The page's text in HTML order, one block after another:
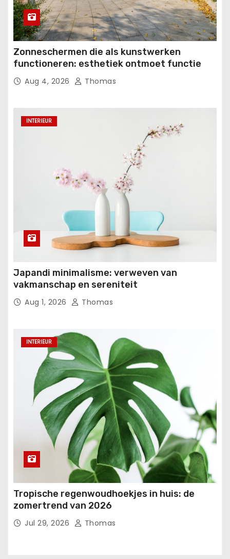
Zonneschermen die als kunstwerken
functioneren: esthetiek ontmoet functie
Aug 4, 2026 Thomas
INTERIEUR
Japandi minimalisme: verweven van
vakmanschap en sereniteit
Aug 1, 2026 Thomas
INTERIEUR
Tropische regenwoudhoekjes in huis: de
zomertrend van 2026
Jul 29, 2026 Thomas